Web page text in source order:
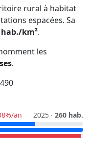
rural à habitat
espacées. Sa
hab./km².
les
.
an 2025 · 260 hab.